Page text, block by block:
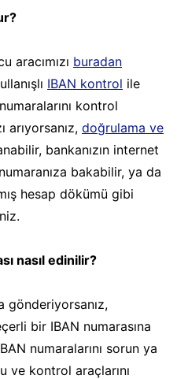
aracımızı buradan
IBAN kontrol ile
kontrol
arıyorsanız, doğrulama ve
bankanızın internet
bakabilir, ya da
hesap dökümü gibi
nasıl edinilir?
gönderiyorsanız,
bir IBAN numarasına
numaralarını sorun ya
ve kontrol araçlarını